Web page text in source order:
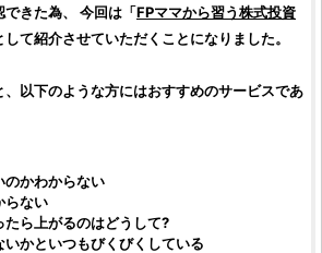
できた為、 今回は「FPママから習う株式投資
して紹介させていただくことになりました。
以下のような方にはおすすめのサービスであ
のかわからない
らない
たら上がるのはどうして?
かといつもびくびくしている